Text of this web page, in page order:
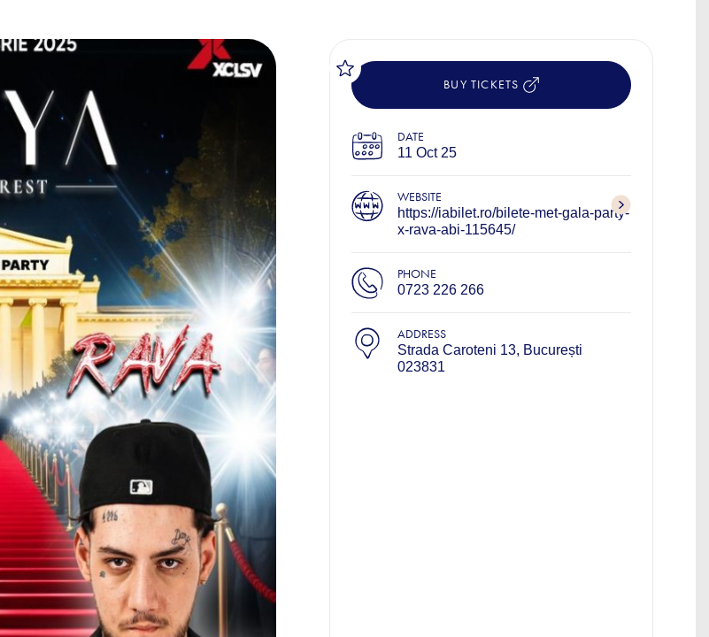
BUY TICKETS
DATE
11 Oct 25
WEBSITE
https://iabilet.ro/bilete-met-gala-party-
x-rava-abi-115645/
PHONE
0723 226 266
ADDRESS
Strada Caroteni 13, București
023831